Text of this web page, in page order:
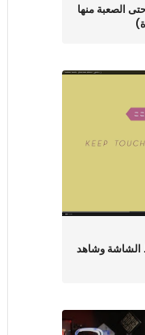
، حتى الصعبة منها
وشاهد